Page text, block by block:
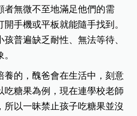
者無微不至地滿足他們的需
手機或平板就能隨手找到。
普遍缺乏耐性、無法等待、
。
養的，醜爸會在生活中，刻意
吃糖果為例，現在連學校老師
所以一昧禁止孩子吃糖果並沒